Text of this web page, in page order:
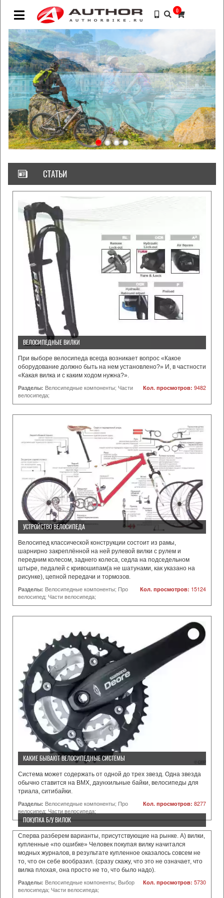
0
СТАТЬИ
ВЕЛОСИПЕДНЫЕ ВИЛКИ
При выборе велосипеда всегда возникает вопрос «Какое
оборудование должно быть на нем установлено?» И, в частности
«Какая вилка и с каким ходом нужна?».
Кол. просмотров: 9482
Разделы: Велосипедные компоненты; Части
велосипеда;
УСТРОЙСТВО ВЕЛОСИПЕДА
Велосипед классической конструкции состоит из рамы,
шарнирно закреплённой на ней рулевой вилки с рулем и
передним колесом, заднего колеса, седла на подседельном
штыре, педалей с кривошипам(а не шатунами, как указано на
рисунке), цепной передачи и тормозов.
Кол. просмотров: 15124
Разделы: Велосипедные компоненты; Про
велосипед; Части велосипеда;
КАКИЕ БЫВАЮТ ВЕЛОСИПЕДНЫЕ СИСТЕМЫ
Система может содержать от одной до трех звезд. Одна звезда
обычно ставится на BMX, даунхильные байки, велосипеды для
триала, ситибайки.
Кол. просмотров: 8277
Разделы: Велосипедные компоненты; Про
велосипед; Части велосипеда;
ПОКУПКА Б/У ВИЛОК
Сперва разберем варианты, присутствующие на рынке. А) вилки,
купленные «по ошибке» Человек покупая вилку начитался
модных журналов, в результате купленное оказалось совсем не
то, что он себе вообразил. (сразу скажу, что это не означает, что
вилка плохая, она просто не то, что было надо).
Кол. просмотров: 5730
Разделы: Велосипедные компоненты; Выбор
велосипеда; Части велосипеда;